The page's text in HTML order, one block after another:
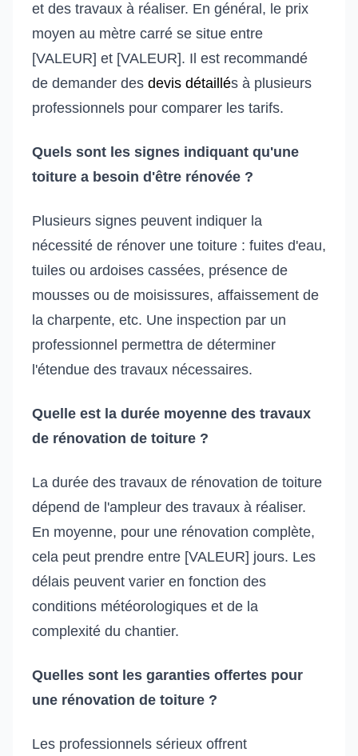
et des travaux à réaliser. En général, le prix
moyen au mètre carré se situe entre
[VALEUR] et [VALEUR]. Il est recommandé
de demander des devis détaillés à plusieurs
professionnels pour comparer les tarifs.
Quels sont les signes indiquant qu'une
toiture a besoin d'être rénovée ?
Plusieurs signes peuvent indiquer la
nécessité de rénover une toiture : fuites d'eau,
tuiles ou ardoises cassées, présence de
mousses ou de moisissures, affaissement de
la charpente, etc. Une inspection par un
professionnel permettra de déterminer
l'étendue des travaux nécessaires.
Quelle est la durée moyenne des travaux
de rénovation de toiture ?
La durée des travaux de rénovation de toiture
dépend de l'ampleur des travaux à réaliser.
En moyenne, pour une rénovation complète,
cela peut prendre entre [VALEUR] jours. Les
délais peuvent varier en fonction des
conditions météorologiques et de la
complexité du chantier.
Quelles sont les garanties offertes pour
une rénovation de toiture ?
Les professionnels sérieux offrent